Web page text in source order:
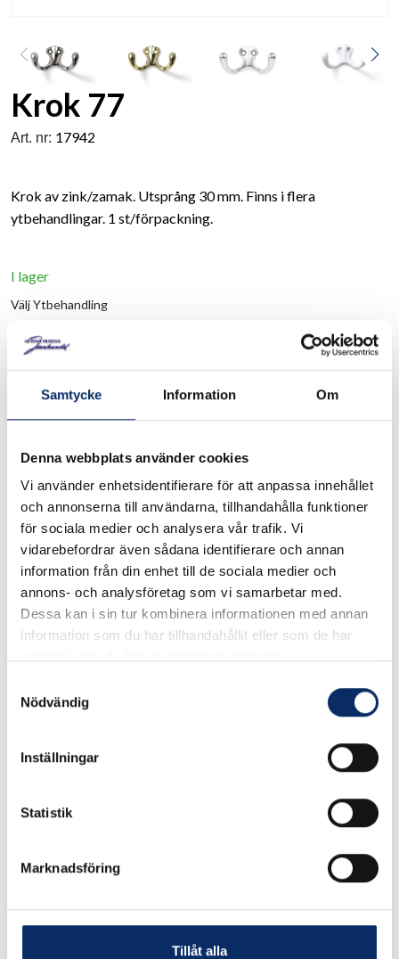
Samtycke Information Om
Denna webbplats använder cookies
Vi använder enhetsidentifierare för att anpassa innehållet
och annonserna till användarna, tillhandahålla funktioner
för sociala medier och analysera vår trafik. Vi
vidarebefordrar även sådana identifierare och annan
information från din enhet till de sociala medier och
annons- och analysföretag som vi samarbetar med.
Dessa kan i sin tur kombinera informationen med annan
information som du har tillhandahållit eller som de har
Nödvändig
Inställningar
Statistik
Marknadsföring
Tillåt alla
Krok 77
Art. nr: 17942
Krok av zink/zamak. Utsprång 30 mm. Finns i flera
ytbehandlingar. 1 st/förpackning.
I lager
VäljYtbehandling
Välj Ytbehandling
remove add
130kr
Lägg i varukorg
Produktinformation expand_more
Rekommenderade produkter